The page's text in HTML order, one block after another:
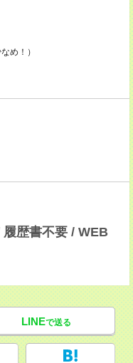
め！）
歴書不要 / WEB
LINEで送る